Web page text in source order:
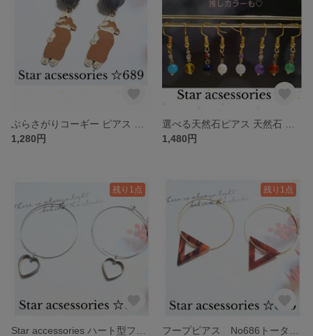
1,280円
1,480円
残り1点 残り1点